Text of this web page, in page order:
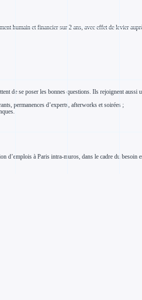
humain et financier sur 2 ans, avec effet de levier
de se poser les bonnes questions. Ils rejoignent aussi
permanences d’experts, afterworks et soirées ;
d’emplois à Paris intra-muros, dans le cadre du besoin